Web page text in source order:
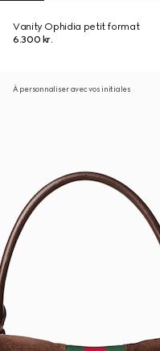
Vanity Ophidia petit format
6.300 kr.
À personnaliser avec vos initiales